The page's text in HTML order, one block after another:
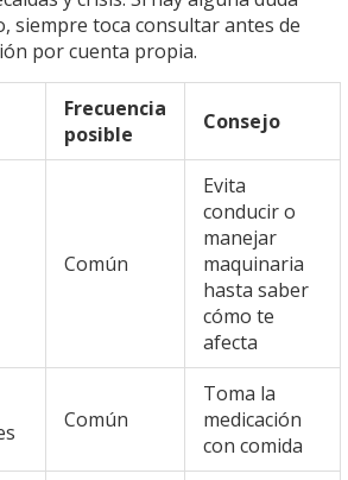
siempre toca consultar antes de
por cuenta propia.
Frecuencia
posible
Consejo
Común
Evita
conducir o
manejar
maquinaria
hasta saber
cómo te
afecta
Común
Toma la
medicación
con comida